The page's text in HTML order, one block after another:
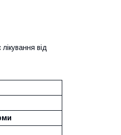
від